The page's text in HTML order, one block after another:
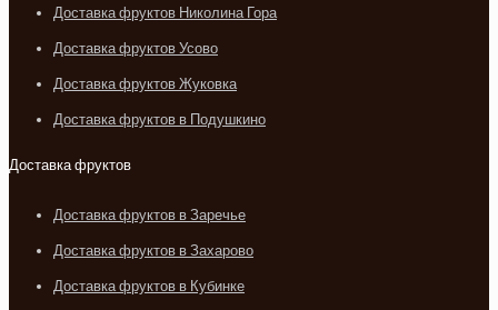
Доставка фруктов Николина Гора
Доставка фруктов Усово
Доставка фруктов Жуковка
Доставка фруктов в Подушкино
Доставка фруктов
Доставка фруктов в Заречье
Доставка фруктов в Захарово
Доставка фруктов в Кубинке